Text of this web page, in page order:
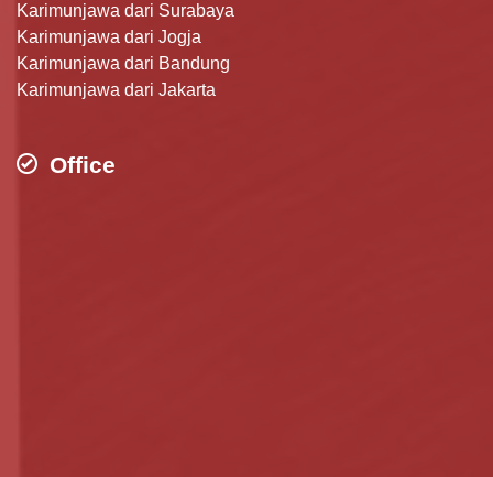
Karimunjawa dari Surabaya
Karimunjawa dari Jogja
Karimunjawa dari Bandung
Karimunjawa dari Jakarta
Office